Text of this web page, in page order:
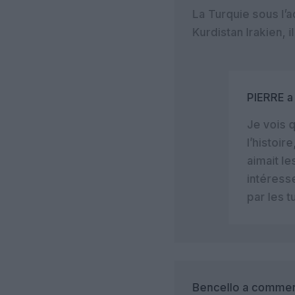
La Turquie sous
Kurdistan Irakien,
PIERRE
Je vois
aimait
par les
Bencello a